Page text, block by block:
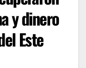
y dinero
Este